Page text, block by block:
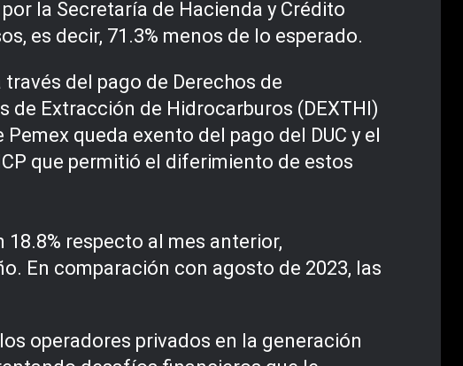
la Secretaría de Hacienda y Crédito
es decir, 71.3% menos de lo esperado.
del pago de Derechos de
de Extracción de Hidrocarburos (DEXTHI)
queda exento del pago del DUC y el
que permitió el diferimiento de estos
respecto al mes anterior,
En comparación con agosto de 2023, las
operadores privados en la generación